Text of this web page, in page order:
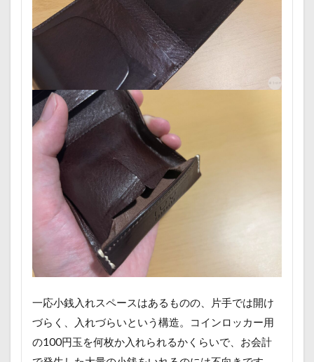
一応小銭入れスペースはあるものの、片手では開け
づらく、入れづらいという構造。コインロッカー用
の100円玉を何枚か入れられるかくらいで、お会計